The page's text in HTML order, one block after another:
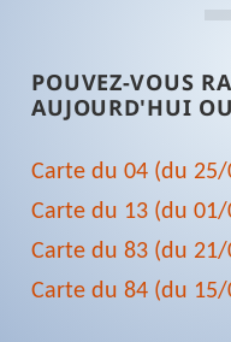
POUVEZ-VOUS
AUJOURD'HUI
Carte du 04 (du
Carte du 13 (du
Carte du 83 (du
Carte du 84 (du